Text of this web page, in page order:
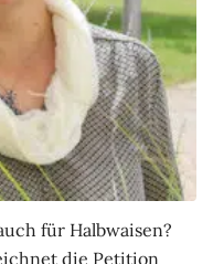
für Halbwaisen?
die Petition